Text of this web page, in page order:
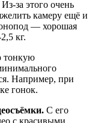
за этого очень
камеру ещё и
— хорошая
кг.
тонкую
Например, при
гонок.
С его
с красивыми